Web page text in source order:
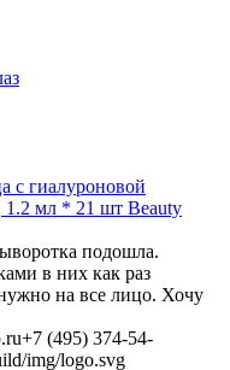
с гиалуроновой
1.2 мл * 21 шт Beauty
подошла.
в них как раз
на все лицо. Хочу
+7 (495) 374-54-
img/logo.svg